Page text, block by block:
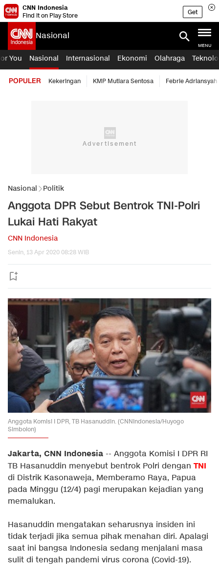
CNN Indonesia
Find it on Play Store
Get
Nasional
MENU
You Nasional Internasional Ekonomi Olahraga
POPULER Kekeringan KMP Mutiara Sentosa Febrie Adriansyah
Nasional Politik
Anggota DPR Sebut Bentrok TNI-Polri
Lukai Hati Rakyat
CNN Indonesia
Senin, 13 Apr 2020 08:28 WIB
Anggota Komisi I DPR, TB Hasanuddin. (CNNIndonesia/Huyogo
Simbolon)
Jakarta, CNN Indonesia -- Anggota Komisi I DPR RI
TB Hasanuddin menyebut bentrok Polri dengan TNI
di Distrik Kasonaweja, Memberamo Raya, Papua
pada Minggu (12/4) pagi merupakan kejadian yang
memalukan.
Hasanuddin mengatakan seharusnya insiden ini
tidak terjadi jika semua pihak menahan diri. Apalagi
saat ini bangsa Indonesia sedang menjalani masa
sulit di tengah pandemi virus corona (Covid-19).